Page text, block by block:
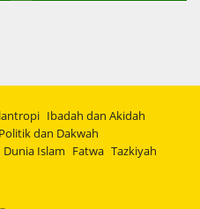
Ibadah dan Akidah
Politik dan Dakwah
Dunia Islam Fatwa Tazkiyah